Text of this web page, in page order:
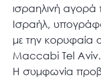
ισραηλινή
Ισραήλ,
με την κορυφαία
Maccabi Tel Aviv.
Η συμφωνία